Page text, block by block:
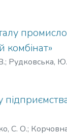
комбінат»
; Рудковська,
С. О.;